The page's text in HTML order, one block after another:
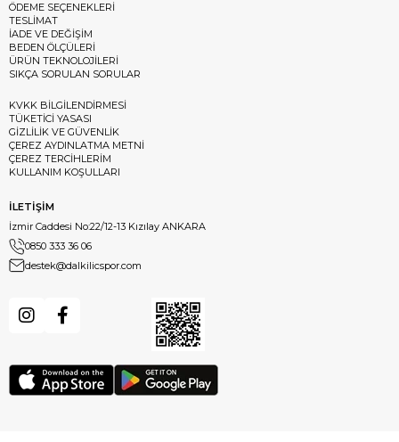
ÖDEME SEÇENEKLERİ
TESLİMAT
İADE VE DEĞİŞİM
BEDEN ÖLÇÜLERİ
ÜRÜN TEKNOLOJİLERİ
SIKÇA SORULAN SORULAR
KVKK BİLGİLENDİRMESİ
TÜKETİCİ YASASI
GİZLİLİK VE GÜVENLİK
ÇEREZ AYDINLATMA METNİ
ÇEREZ TERCİHLERİM
KULLANIM KOŞULLARI
İLETİŞİM
İzmir Caddesi No:22/12-13 Kızılay ANKARA
0850 333 36 06
destek@dalkilicspor.com